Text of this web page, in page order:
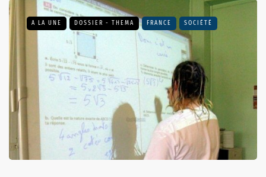
A LA UNE DOSSIER - THEMA FRANCE SOCIÉTÉ